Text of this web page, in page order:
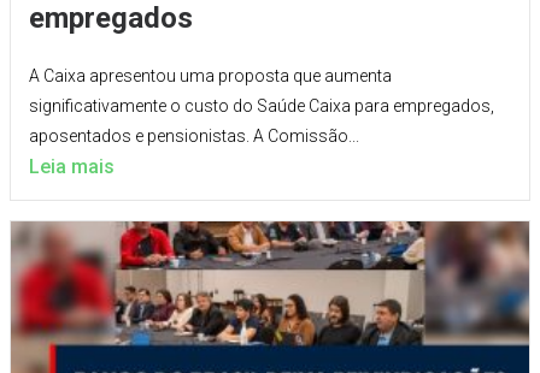
empregados
A Caixa apresentou uma proposta que aumenta
significativamente o custo do Saúde Caixa para empregados,
aposentados e pensionistas. A Comissão...
Leia mais